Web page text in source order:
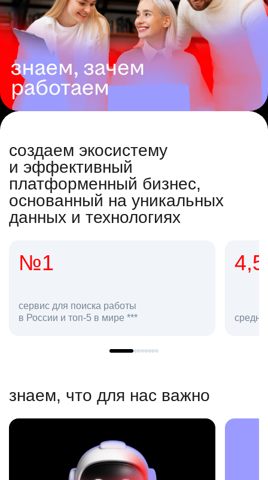
создаем экосистему
и эффективный
платформенный бизнес,
основанный на уникальных
данных и технологиях
работы
в мире ***
средняя оценка hh.ru как
знаем, что для нас важно